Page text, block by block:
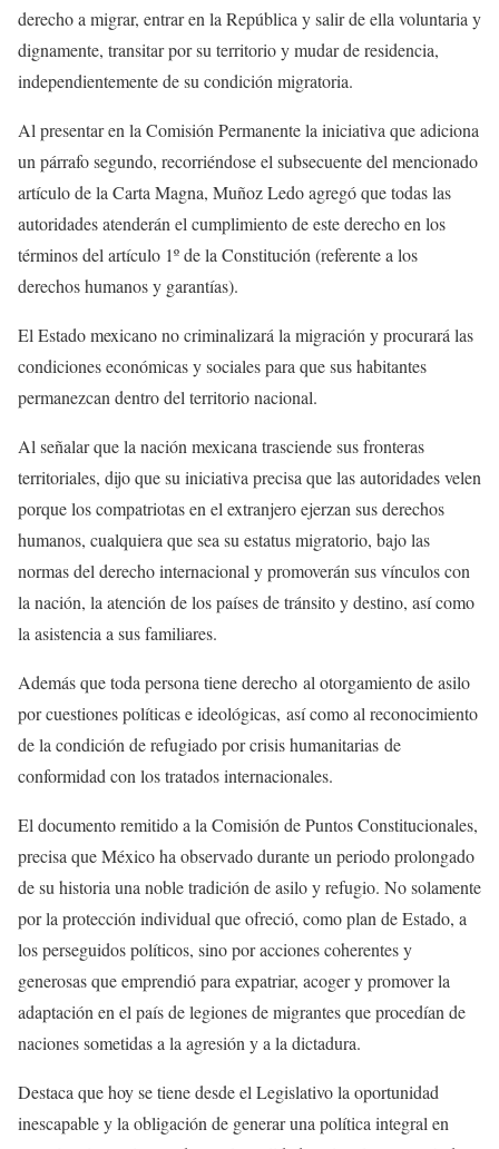
derecho a migrar, entrar en la República y salir de ella voluntaria y
dignamente, transitar por su territorio y mudar de residencia,
independientemente de su condición migratoria.
Al presentar en la Comisión Permanente la iniciativa que adiciona
un párrafo segundo, recorriéndose el subsecuente del mencionado
artículo de la Carta Magna, Muñoz Ledo agregó que todas las
autoridades atenderán el cumplimiento de este derecho en los
términos del artículo 1º de la Constitución (referente a los
derechos humanos y garantías).
El Estado mexicano no criminalizará la migración y procurará las
condiciones económicas y sociales para que sus habitantes
permanezcan dentro del territorio nacional.
Al señalar que la nación mexicana trasciende sus fronteras
territoriales, dijo que su iniciativa precisa que las autoridades velen
porque los compatriotas en el extranjero ejerzan sus derechos
humanos, cualquiera que sea su estatus migratorio, bajo las
normas del derecho internacional y promoverán sus vínculos con
la nación, la atención de los países de tránsito y destino, así como
la asistencia a sus familiares.
Además que toda persona tiene derecho al otorgamiento de asilo
por cuestiones políticas e ideológicas, así como al reconocimiento
de la condición de refugiado por crisis humanitarias de
conformidad con los tratados internacionales.
El documento remitido a la Comisión de Puntos Constitucionales,
precisa que México ha observado durante un periodo prolongado
de su historia una noble tradición de asilo y refugio. No solamente
por la protección individual que ofreció, como plan de Estado, a
los perseguidos políticos, sino por acciones coherentes y
generosas que emprendió para expatriar, acoger y promover la
adaptación en el país de legiones de migrantes que procedían de
naciones sometidas a la agresión y a la dictadura.
Destaca que hoy se tiene desde el Legislativo la oportunidad
inescapable y la obligación de generar una política integral en